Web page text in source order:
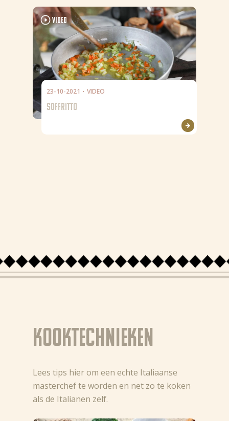
Video
23-10-2021 VIDEO
SOFFRITTO
Kooktechnieken
Lees tips hier om een echte Italiaanse
masterchef te worden en net zo te koken
als de Italianen zelf.